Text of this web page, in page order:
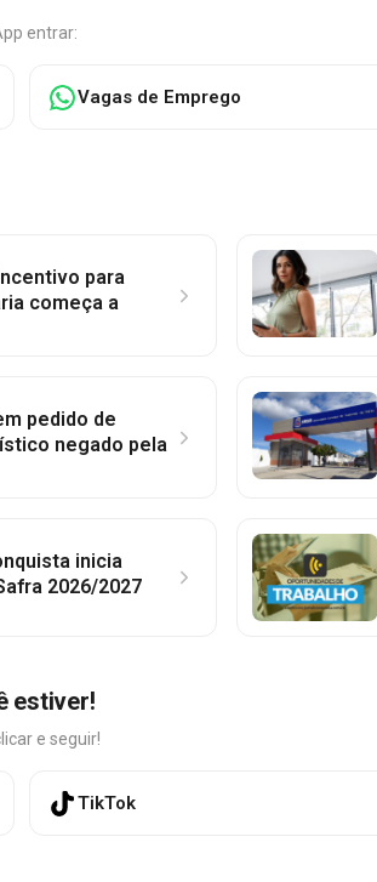
entrar:
Vagas de Emprego
para
começa a
pedido de
negado pela
inicia
2026/2027
estiver!
e seguir!
TikTok